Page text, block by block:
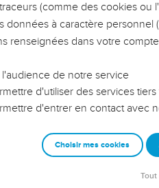
leur impact, leur foi ou leur
qu'ils ont traversés, alors
et responsables reviennent sur
avancer avec plus de sagesse afin
un ministère, une équipe, un
(comme des cookies
données à caractère
renseignées dans votre
l'audience de notre service
d'utiliser des services
d'entrer en contact avec
Choisir mes cookies
Tout